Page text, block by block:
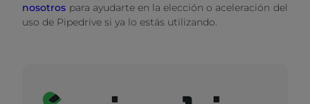
nosotros para ayudarte en la elección o aceleración del
uso de Pipedrive si ya lo estás utilizando.